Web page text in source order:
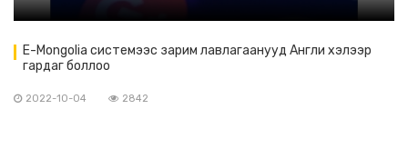
E-Mongolia системээс зарим лавлагаанууд Англи хэлээр
гардаг боллоо
2022-10-04 2842